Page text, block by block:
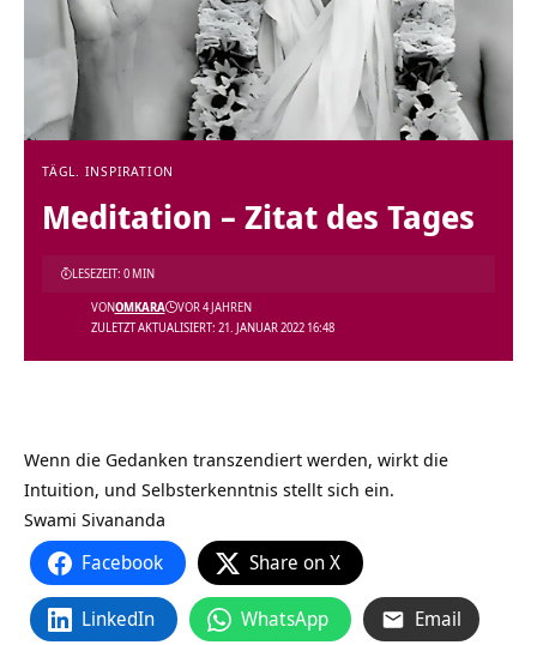
TÄGL. INSPIRATION
Meditation – Zitat des Tages
ZULETZT AKTUALISIERT: 21. JANUAR 2022 16:48
VONOMKARA VOR 4 JAHREN
LESEZEIT: 0 MIN
Wenn die Gedanken transzendiert werden, wirkt die
Intuition, und Selbsterkenntnis stellt sich ein.
Swami Sivananda
Facebook Share on X
LinkedIn WhatsApp Email